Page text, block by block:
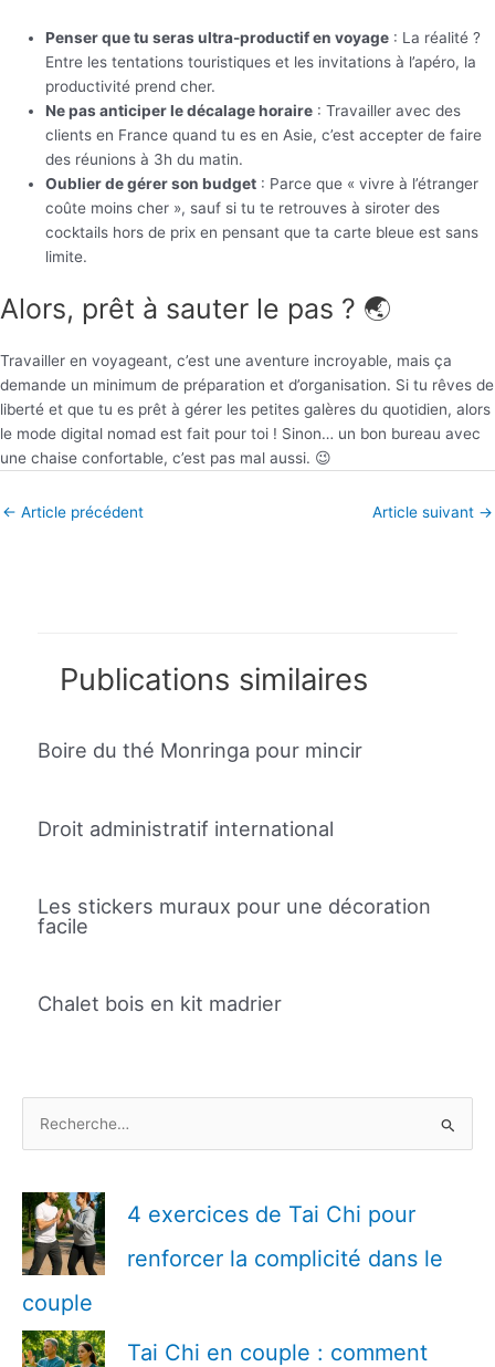
Penser que tu seras ultra-productif en voyage : La réalité ?
Entre les tentations touristiques et les invitations à l’apéro, la
productivité prend cher.
Ne pas anticiper le décalage horaire : Travailler avec des
clients en France quand tu es en Asie, c’est accepter de faire
des réunions à 3h du matin.
Oublier de gérer son budget : Parce que « vivre à l’étranger
coûte moins cher », sauf si tu te retrouves à siroter des
cocktails hors de prix en pensant que ta carte bleue est sans
limite.
Alors, prêt à sauter le pas ? 🌏
Travailler en voyageant, c’est une aventure incroyable, mais ça
demande un minimum de préparation et d’organisation. Si tu rêves de
liberté et que tu es prêt à gérer les petites galères du quotidien, alors
le mode digital nomad est fait pour toi ! Sinon… un bon bureau avec
une chaise confortable, c’est pas mal aussi. 😉
← Article précédent Article suivant →
Publications similaires
Boire du thé Monringa pour mincir
Droit administratif international
Les stickers muraux pour une décoration
facile
Chalet bois en kit madrier
h
e
r
e
4 exercices de Tai Chi pour
renforcer la complicité dans le
couple
Tai Chi en couple : comment